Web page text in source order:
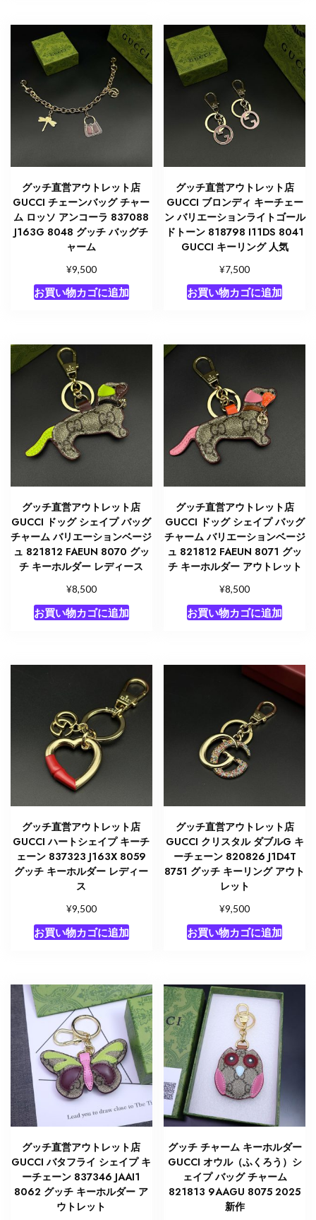
グッチ直営アウトレット店
GUCCI チェーンバッグ チャー
ム ロッソ アンコーラ 837088
J163G 8048 グッチ バッグチ
ャーム
¥9,500
お買い物カゴに追加
グッチ直営アウトレット店
GUCCI ブロンディ キーチェー
ン バリエーションライトゴール
ドトーン 818798 I11DS 8041
GUCCI キーリング 人気
¥7,500
お買い物カゴに追加
グッチ直営アウトレット店
GUCCI ドッグ シェイプ バッグ
チャーム バリエーションベージ
ュ 821812 FAEUN 8070 グッ
チ キーホルダー レディース
¥8,500
お買い物カゴに追加
グッチ直営アウトレット店
GUCCI ドッグ シェイプ バッグ
チャーム バリエーションベージ
ュ 821812 FAEUN 8071 グッ
チ キーホルダー アウトレット
¥8,500
お買い物カゴに追加
グッチ直営アウトレット店
GUCCI ハートシェイプ キーチ
ェーン 837323 J163X 8059
グッチ キーホルダー レディー
ス
¥9,500
お買い物カゴに追加
グッチ直営アウトレット店
GUCCI クリスタル ダブルG キ
ーチェーン ‎820826 J1D4T
8751 グッチ キーリング アウト
レット
¥9,500
お買い物カゴに追加
グッチ直営アウトレット店
GUCCI バタフライ シェイプ キ
ーチェーン 837346 JAAI1
8062 グッチ キーホルダー ア
ウトレット
グッチ チャーム キーホルダー
GUCCI オウル（ふくろう）シ
ェイプ バッグ チャーム
821813 9AAGU 8075 2025
新作